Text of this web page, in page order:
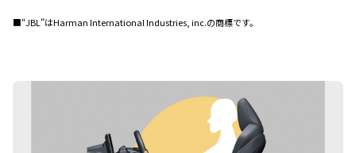
■“JBL”はHarman International Industries, inc.の商標です。